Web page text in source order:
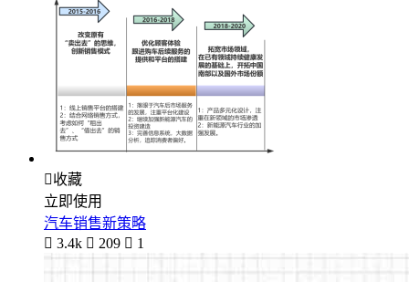
收藏
立即使用
汽车销售新策略
 3.4k  209  1